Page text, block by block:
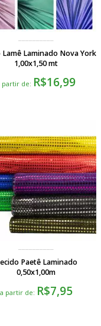
Lamê Laminado Nova York
1,00x1,50 mt
partir de: R$16,99
Paetê Laminado
0,50x1,00m
a partir de: R$7,95